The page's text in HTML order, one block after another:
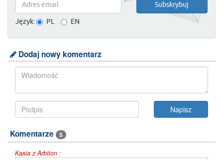
Język: PL EN
Dodaj nowy komentarz
Komentarze 5
Kasia z Arbiton :